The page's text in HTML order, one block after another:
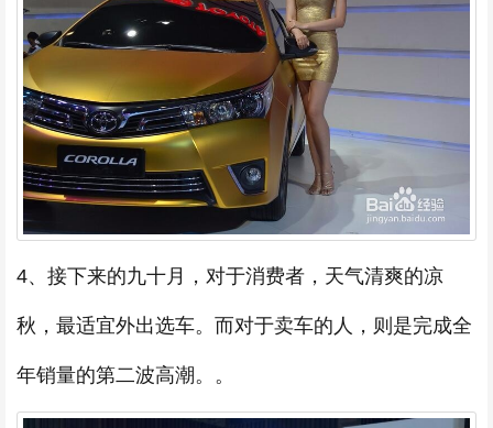
4、接下来的九十月，对于消费者，天气清爽的凉
秋，最适宜外出选车。而对于卖车的人，则是完成全
年销量的第二波高潮。。